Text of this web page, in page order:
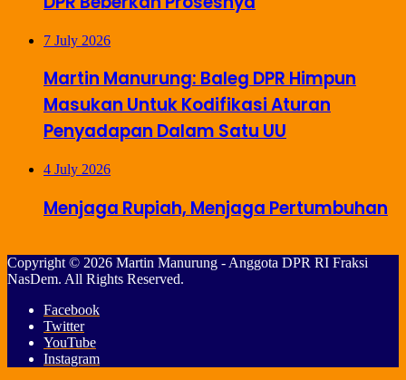
7 July 2026
Martin Manurung: Baleg DPR Himpun
Masukan Untuk Kodifikasi Aturan
Penyadapan Dalam Satu UU
4 July 2026
Menjaga Rupiah, Menjaga Pertumbuhan
Copyright © 2026 Martin Manurung - Anggota DPR RI Fraksi
NasDem. All Rights Reserved.
Facebook
Twitter
YouTube
Instagram